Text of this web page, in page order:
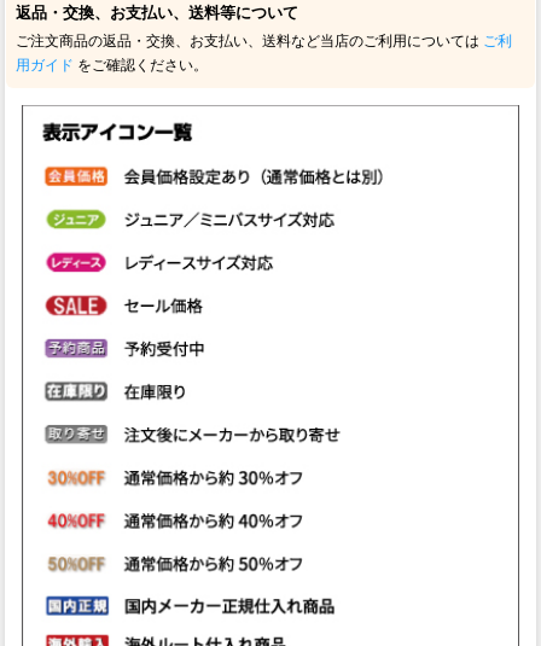
返品・交換、お支払い、送料等について
ご注文商品の返品・交換、お支払い、送料など当店のご利用については ご利
用ガイド をご確認ください。